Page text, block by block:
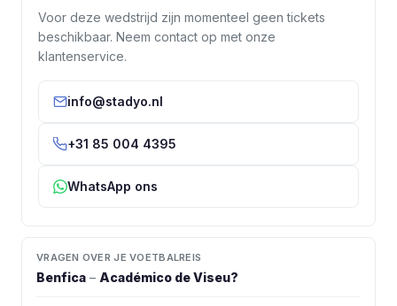
Voor deze wedstrijd zijn momenteel geen tickets
beschikbaar. Neem contact op met onze
klantenservice.
info@stadyo.nl
+31 85 004 4395
WhatsApp ons
VRAGEN OVER JE VOETBALREIS
Benfica – Académico de Viseu?